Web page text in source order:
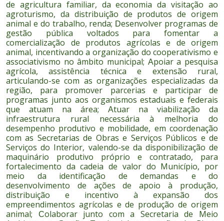
de agricultura familiar, da economia da visitação ao
agroturismo, da distribuição de produtos de origem
animal e do trabalho, renda; Desenvolver programas de
gestão pública voltados para fomentar a
comercialização de produtos agrícolas e de origem
animal, incentivando a organização do cooperativismo e
associativismo no âmbito municipal; Apoiar a pesquisa
agrícola, assistência técnica e extensão rural,
articulando-se com as organizações especializadas da
região, para promover parcerias e participar de
programas junto aos organismos estaduais e federais
que atuam na área;
Atuar na viabilização da
infraestrutura rural necessária à melhoria do
desempenho produtivo e mobilidade, em coordenação
com as Secretarias de Obras e Serviços Públicos e de
Serviços do Interior, valendo-se da disponibilização de
maquinário produtivo próprio e contratado, para
fortalecimento da cadeia de valor do Município, por
meio da identificação de demandas e do
desenvolvimento de ações de apoio à produção,
distribuição e incentivo à expansão dos
empreendimentos agrícolas e de produção de origem
animal;
Colaborar junto com a Secretaria de Meio